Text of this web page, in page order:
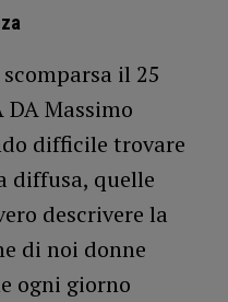
il 25
DA Massimo
difficile trovare
diffusa, quelle
descrivere la
di noi donne
ogni giorno